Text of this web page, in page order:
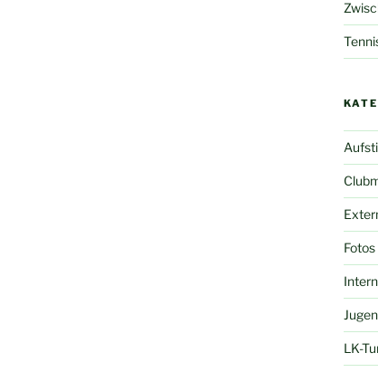
Fotos
Intern
LK-